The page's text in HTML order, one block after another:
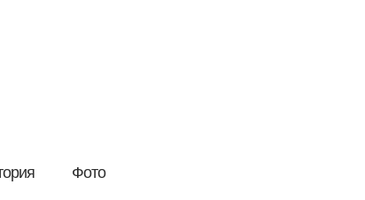
Фото